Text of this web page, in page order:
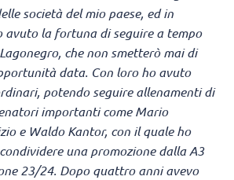
società del mio paese, ed in
avuto la fortuna di seguire a tempo
che non smetterò mai di
data. Con loro ho avuto
potendo seguire allenamenti di
importanti come Mario
e Waldo Kantor, con il quale ho
una promozione dalla A3
23/24. Dopo quattro anni avevo